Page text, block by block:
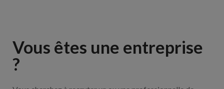
Vous êtes une entreprise
?